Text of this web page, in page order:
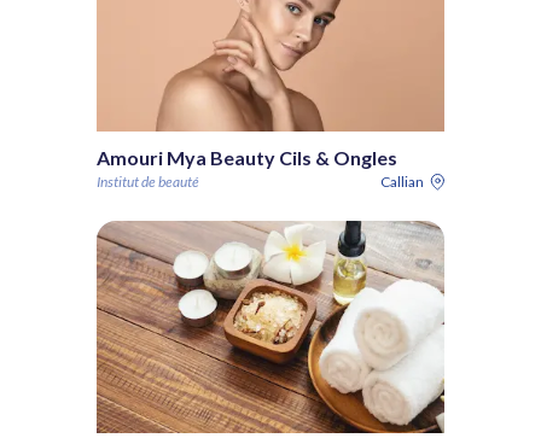
Amouri Mya Beauty Cils & Ongles
Institut de beauté Callian